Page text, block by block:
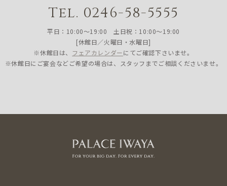
Tel. 0246-58-5555
平日：10:00〜19:00 土日祝：10:00〜19:00
[休館日／火曜日・水曜日]
※休館日は、 フェアカレンダーにてご確認下さいませ。
※休館日にご宴会などご希望の場合は、スタッフまでご相談くださいませ。